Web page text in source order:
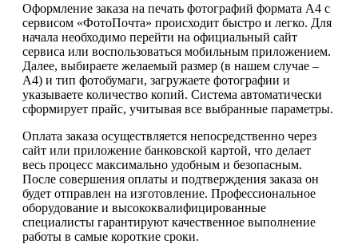
Оформление заказа на печать фотографий формата А4 с
сервисом «ФотоПочта» происходит быстро и легко. Для
начала необходимо перейти на официальный сайт
сервиса или воспользоваться мобильным приложением.
Далее, выбираете желаемый размер (в нашем случае –
А4) и тип фотобумаги, загружаете фотографии и
указываете количество копий. Система автоматически
сформирует прайс, учитывая все выбранные параметры.
Оплата заказа осуществляется непосредственно через
сайт или приложение банковской картой, что делает
весь процесс максимально удобным и безопасным.
После совершения оплаты и подтверждения заказа он
будет отправлен на изготовление. Профессиональное
оборудование и высококвалифицированные
специалисты гарантируют качественное выполнение
работы в самые короткие сроки.